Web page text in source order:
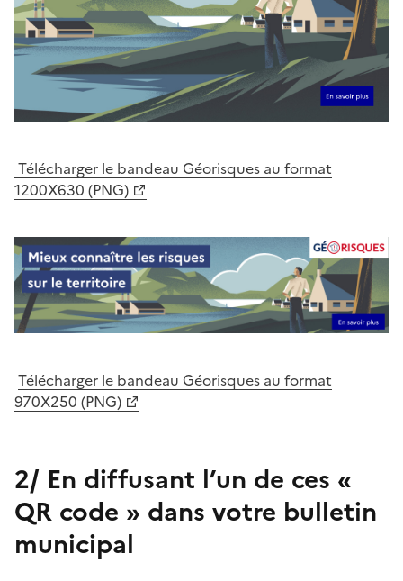
Télécharger le bandeau Géorisques au format
1200X630 (PNG)
Télécharger le bandeau Géorisques au format
970X250 (PNG)
2/ En diffusant l’un de ces «
QR code » dans votre bulletin
municipal